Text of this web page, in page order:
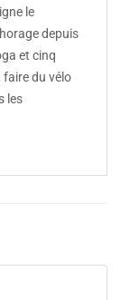
le
depuis
et cinq
faire du vélo
les